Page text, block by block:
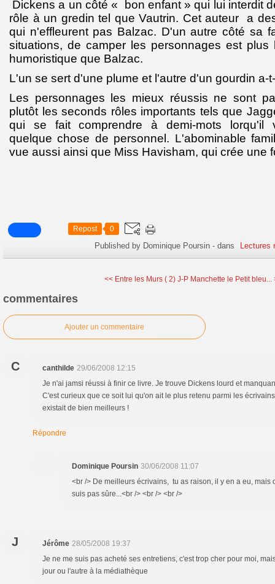
Dickens a un côté « bon enfant » qui lui interdit
rôle à un gredin tel que Vautrin. Cet auteur a
qui n'effleurent pas Balzac. D'un autre côté sa
situations, de camper les personnages est plus
humoristique que Balzac.
L'un se sert d'une plume et l'autre d'un gourdin a-
Les personnages les mieux réussis ne sont
plutôt les seconds rôles importants tels que
qui se fait comprendre à demi-mots lorqu'il
quelque chose de personnel. L'abominable
vue aussi ainsi que Miss Havisham, qui crée une
Repost 0
Published by Dominique Poursin -dans Lectures
<< Entre les Murs ( 2) J-P Manchette le Petit bleu...
commentaires
Ajouter un commentaire
C canthilde 29/06/2008 12:15
Je n'ai jamsi réussi à finir ce livre. Je trouve Dickens lourd et
C'est curieux que ce soit lui qu'on ait le plus retenu parmi les
existait de bien meilleurs !
Répondre
Dominique Poursin 30/06/2008 11:07
<br /> De meilleurs écrivains, tu as raison, il y en a eu, mais
suis pas sûre...<br /> <br /> <br />
J Jérôme 28/05/2008 19:37
Je ne me suis pas acheté ses entretiens, c'est trop cher pour moi,
jour ou l'autre à la médiathèque